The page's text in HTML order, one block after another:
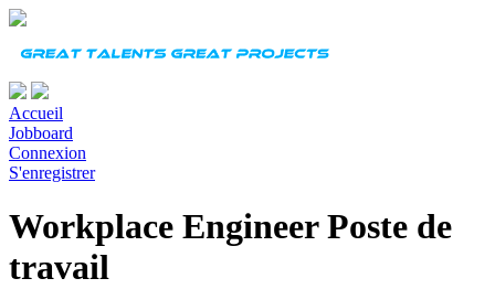
Accueil
Jobboard
Connexion
S'enregistrer
Workplace Engineer Poste de
travail